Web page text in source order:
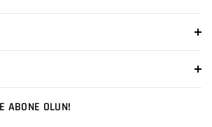
ABONE OLUN!